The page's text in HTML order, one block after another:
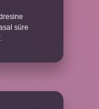
süre